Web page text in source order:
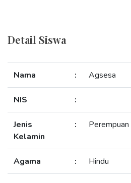
Detail Siswa
Nama : Agsesa
NIS :
Jenis
Kelamin
: Perempuan
Agama : Hindu